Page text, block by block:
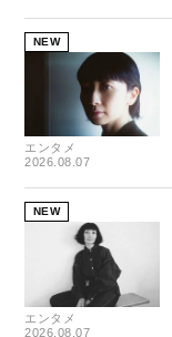
NEW
エンタメ
2026.08.07
NEW
エンタメ
2026.08.07